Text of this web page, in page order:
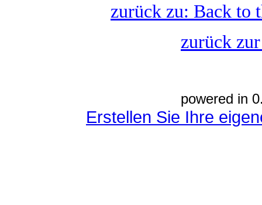
zurück zu: Back to
zurück
powered in
Erstellen Sie Ihre